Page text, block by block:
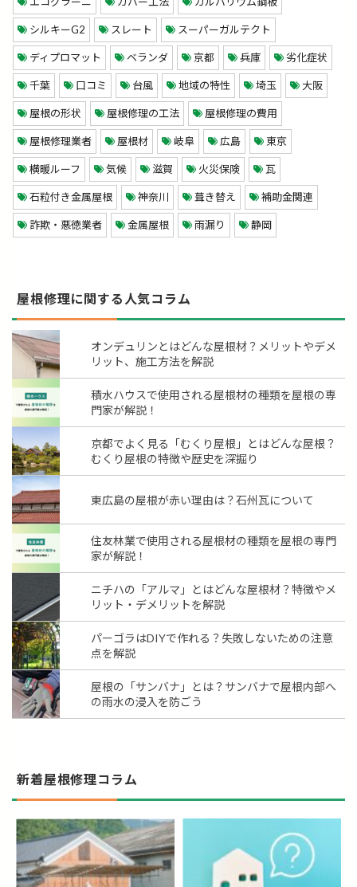
シルキーG2 スレート スーパーガルテクト
ディプロマット ベランダ 京都 兵庫 劣化症状
千葉 口コミ 台風 地域の特性 埼玉 大阪
屋根の形状 屋根修理の工法 屋根修理の費用
屋根修理業者 屋根材 岐阜 広島 東京
横暖ルーフ 気候 滋賀 火災保険 瓦
石粒付き金属屋根 神奈川 葺き替え 補助金関連
詐欺・悪徳業者 金属屋根 雨漏り 静岡
屋根修理に関する人気コラム
オンデュリンとはどんな屋根材？メリットやデメ
リット、施工方法を解説
積水ハウスで使用される屋根材の種類を屋根の専
門家が解説！
京都でよく見る「むくり屋根」とはどんな屋根？
むくり屋根の特徴や歴史を深掘り
東広島の屋根が赤い理由は？石州瓦について
住友林業で使用される屋根材の種類を屋根の専門
家が解説！
ニチハの「アルマ」とはどんな屋根材？特徴やメ
リット・デメリットを解説
パーゴラはDIYで作れる？失敗しないための注意
点を解説
屋根の「サンバナ」とは？サンバナで屋根内部へ
の雨水の浸入を防ごう
新着屋根修理コラム